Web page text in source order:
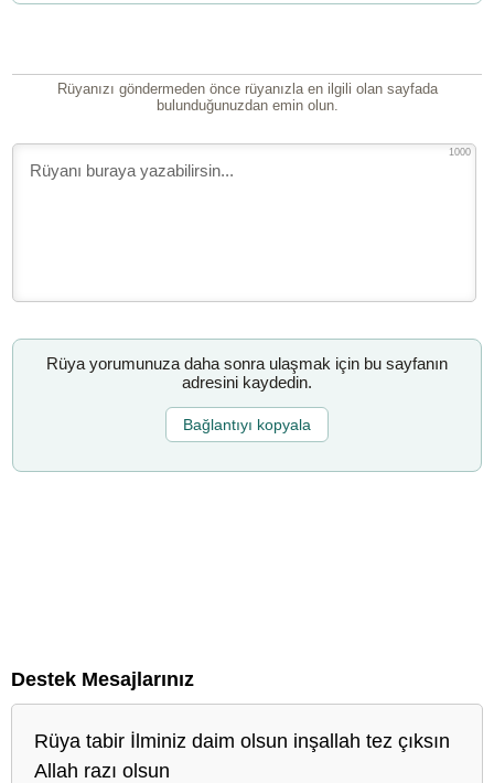
Rüyanızı göndermeden önce rüyanızla en ilgili olan sayfada
bulunduğunuzdan emin olun.
1000
Rüya yorumunuza daha sonra ulaşmak için bu sayfanın
adresini kaydedin.
Bağlantıyı kopyala
Destek Mesajlarınız
Rüya tabir İlminiz daim olsun inşallah tez çıksın
Allah razı olsun